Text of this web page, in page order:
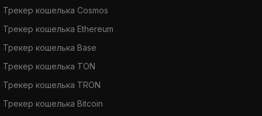
Трекер кошелька Cosmos
Трекер кошелька Ethereum
Трекер кошелька Base
Трекер кошелька TON
Трекер кошелька TRON
Трекер кошелька Bitcoin